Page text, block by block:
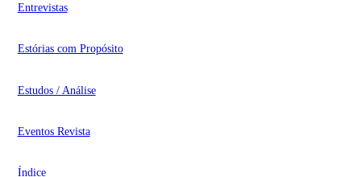
Entrevistas
Estórias com Propósito
Estudos / Análise
Eventos Revista
Índice